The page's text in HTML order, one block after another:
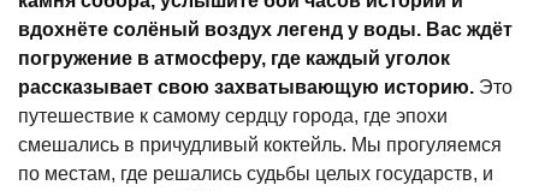
вдохнёте солёный воздух легенд у воды. Вас ждёт
погружение в атмосферу, где каждый уголок
рассказывает свою захватывающую историю. Это
путешествие к самому сердцу города, где эпохи
смешались в причудливый коктейль. Мы прогуляемся
по местам, где решались судьбы целых государств, и